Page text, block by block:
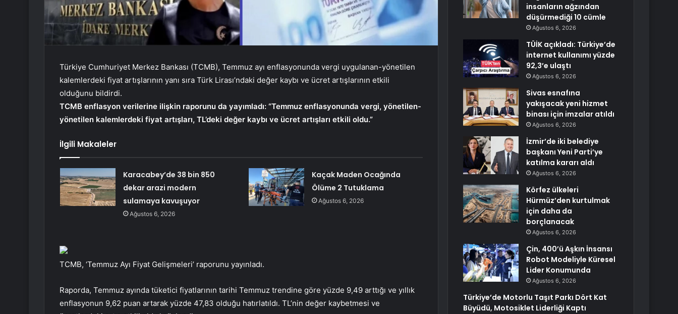
Türkiye Cumhuriyet Merkez Bankası (TCMB), Temmuz ayı enflasyonunda vergi uygulanan-yönetilen
kalemlerdeki fiyat artışlarının yanı sıra Türk Lirası’ndaki değer kaybı ve ücret artışlarının etkili
olduğunu bildirdi.
TCMB enflasyon verilerine ilişkin raporunu da yayımladı: “Temmuz enflasyonunda vergi, yönetilen-
yönetilen kalemlerdeki fiyat artışları, TL’deki değer kaybı ve ücret artışları etkili oldu.”
İlgili Makaleler
Karacabey’de 38 bin 850
dekar arazi modern
sulamaya kavuşuyor
Ağustos 6, 2026
Kaçak Maden Ocağında
Ölüme 2 Tutuklama
Ağustos 6, 2026
TCMB, ‘Temmuz Ayı Fiyat Gelişmeleri’ raporunu yayınladı.
Raporda, Temmuz ayında tüketici fiyatlarının tarihi Temmuz trendine göre yüzde 9,49 arttığı ve yıllık
enflasyonun 9,62 puan artarak yüzde 47,83 olduğu hatırlatıldı. TL’nin değer kaybetmesi ve
insanların ağzından
düşürmediği 10 cümle
Ağustos 6, 2026
TÜİK açıkladı: Türkiye’de
internet kullanımı yüzde
92,3’e ulaştı
Ağustos 6, 2026
Sivas esnafına
yakışacak yeni hizmet
binası için imzalar atıldı
Ağustos 6, 2026
İzmir’de iki belediye
başkanı Yeni Parti’ye
katılma kararı aldı
Ağustos 6, 2026
Körfez ülkeleri
Hürmüz’den kurtulmak
için daha da
borçlanacak
Ağustos 6, 2026
Çin, 400’ü Aşkın İnsansı
Robot Modeliyle Küresel
Lider Konumunda
Ağustos 6, 2026
Türkiye’de Motorlu Taşıt Parkı Dört Kat
Büyüdü, Motosiklet Liderliği Kaptı